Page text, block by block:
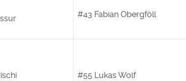
#43 Fabian Obergföll
#55 Lukas Wolf